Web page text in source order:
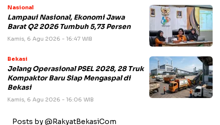
Nasional
Lampaui Nasional, Ekonomi Jawa
Barat Q2 2026 Tumbuh 5,73 Persen
Kamis, 6 Agu 2026 - 16:47 WIB
Bekasi
Jelang Operasional PSEL 2028, 28 Truk
Kompaktor Baru Siap Mengaspal di
Bekasi
Kamis, 6 Agu 2026 - 16:06 WIB
Posts by @RakyatBekasiCom